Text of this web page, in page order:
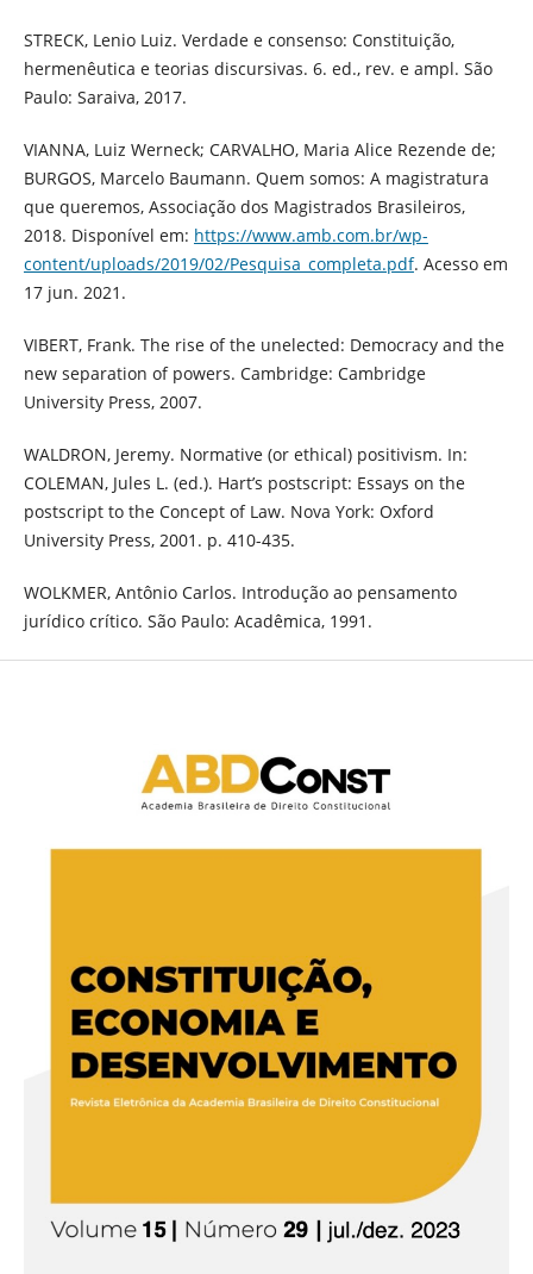
STRECK, Lenio Luiz. Verdade e consenso: Constituição,
hermenêutica e teorias discursivas. 6. ed., rev. e ampl. São
Paulo: Saraiva, 2017.
VIANNA, Luiz Werneck; CARVALHO, Maria Alice Rezende de;
BURGOS, Marcelo Baumann. Quem somos: A magistratura
que queremos, Associação dos Magistrados Brasileiros,
2018. Disponível em: https://www.amb.com.br/wp-
content/uploads/2019/02/Pesquisa_completa.pdf. Acesso em
17 jun. 2021.
VIBERT, Frank. The rise of the unelected: Democracy and the
new separation of powers. Cambridge: Cambridge
University Press, 2007.
WALDRON, Jeremy. Normative (or ethical) positivism. In:
COLEMAN, Jules L. (ed.). Hart’s postscript: Essays on the
postscript to the Concept of Law. Nova York: Oxford
University Press, 2001. p. 410-435.
WOLKMER, Antônio Carlos. Introdução ao pensamento
jurídico crítico. São Paulo: Acadêmica, 1991.